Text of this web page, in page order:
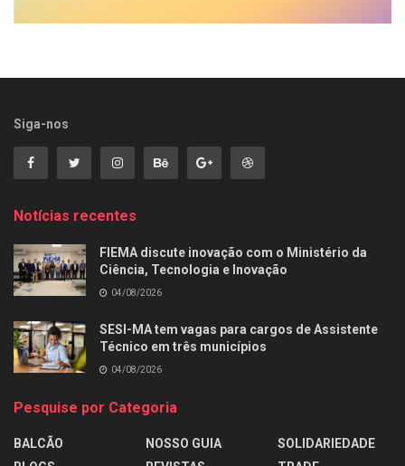
Siga-nos
Notícias recentes
FIEMA discute inovação com o Ministério da
Ciência, Tecnologia e Inovação
04/08/2026
SESI-MA tem vagas para cargos de Assistente
Técnico em três municípios
04/08/2026
Pesquise por Categoria
BALCÃO
NOSSO GUIA
SOLIDARIEDADE